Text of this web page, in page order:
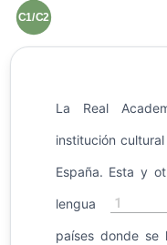
C1/C2
La Real
institución
España. Esta y
lengua 1
países donde se